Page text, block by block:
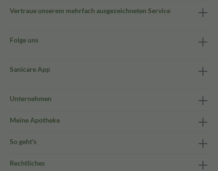
Vertraue unserem mehrfach ausgezeichneten Service
Folge uns
Sanicare App
Unternehmen
Meine Apotheke
So geht's
Rechtliches